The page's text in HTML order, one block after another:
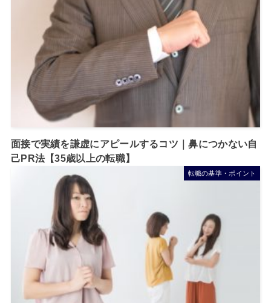
面接で実績を謙虚にアピールするコツ｜鼻につかない自
己PR法【35歳以上の転職】
転職の基準・ポイント